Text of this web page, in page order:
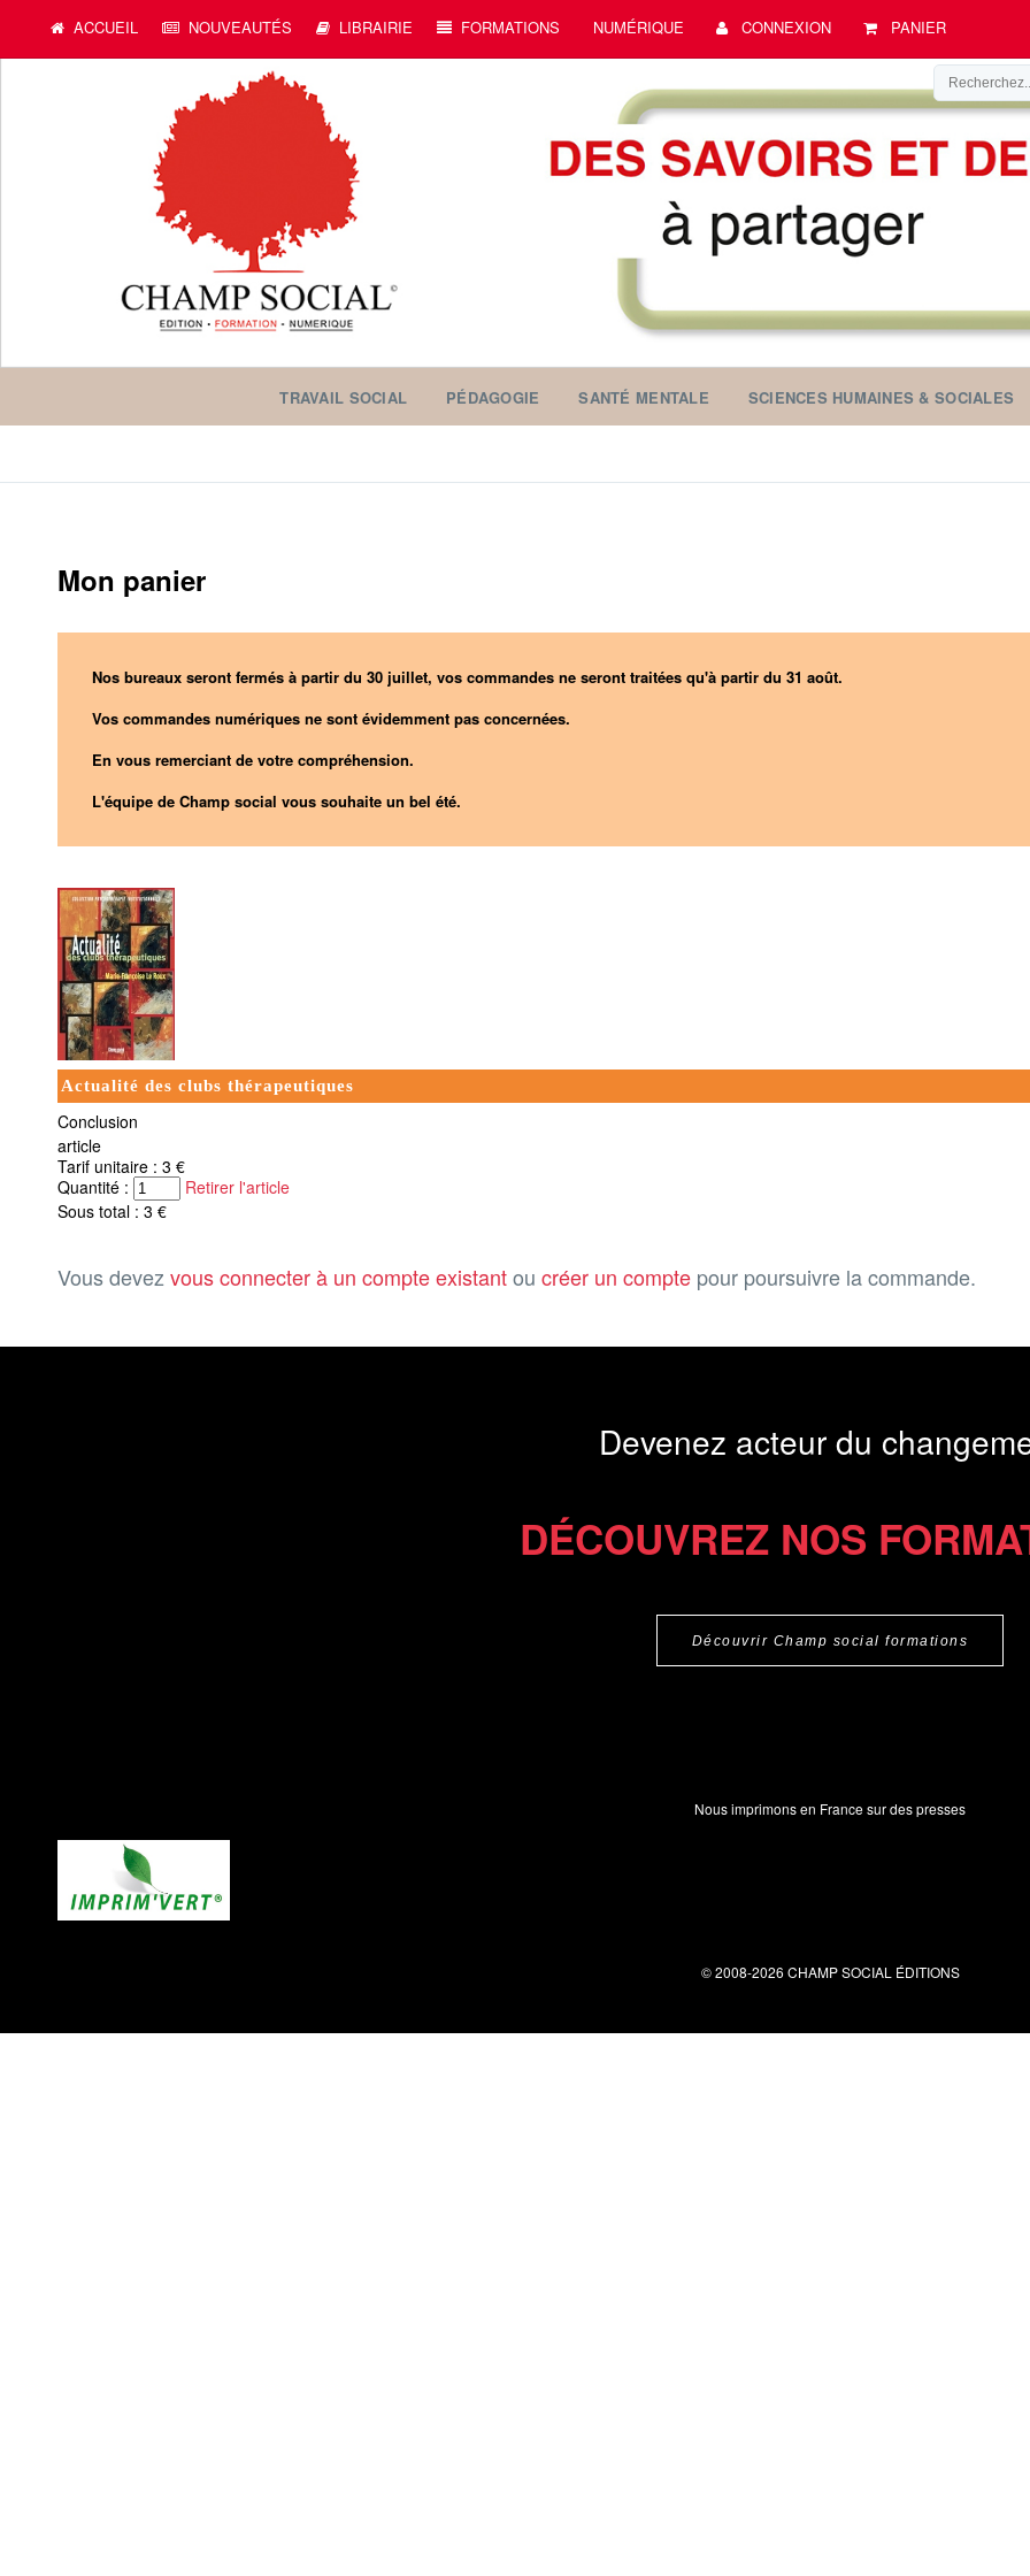
ACCUEIL NOUVEAUTÉS LIBRAIRIE FORMATIONS NUMÉRIQUE CONNEXION PANIER
TRAVAIL SOCIAL PÉDAGOGIE SANTÉ MENTALE SCIENCES HUMAINES & SOCIALES
Mon panier
Nos bureaux seront fermés à partir du 30 juillet, vos commandes ne seront traitées qu'à partir du 31 août.
Vos commandes numériques ne sont évidemment pas concernées.
En vous remerciant de votre compréhension.
L'équipe de Champ social vous souhaite un bel été.
Actualité des clubs thérapeutiques
Conclusion
article
Tarif unitaire : 3 €
Quantité :
Retirer l'article
Sous total : 3 €
Vous devezvous connecter à un compte existantou créer un compte pour poursuivre la commande.
Devenez acteur du
DÉCOUVREZ NOS
Découvrir Champ social formations
Nous imprimons en France sur des presses
© 2008-2026 CHAMP SOCIAL ÉDITIONS